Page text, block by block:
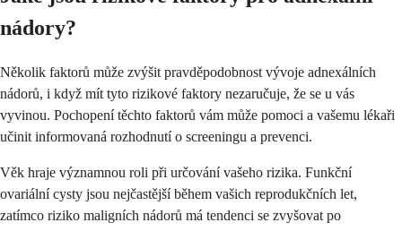
nádory?
Několik faktorů může zvýšit pravděpodobnost vývoje adnexálních
nádorů, i když mít tyto rizikové faktory nezaručuje, že se u vás
vyvinou. Pochopení těchto faktorů vám může pomoci a vašemu lékaři
učinit informovaná rozhodnutí o screeningu a prevenci.
Věk hraje významnou roli při určování vašeho rizika. Funkční
ovariální cysty jsou nejčastější během vašich reprodukčních let,
zatímco riziko maligních nádorů má tendenci se zvyšovat po